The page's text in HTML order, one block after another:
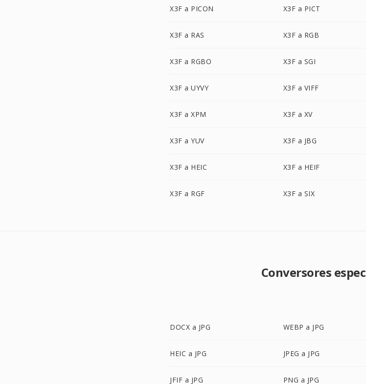
X3F a PICON X3F a PICT
X3F a RAS X3F a RGB
X3F a RGBO X3F a SGI
X3F a UYVY X3F a VIFF
X3F a XPM X3F a XV
X3F a YUV X3F a JBG
X3F a HEIC X3F a HEIF
X3F a RGF X3F a SIX
Conversores
DOCX a JPG WEBP a JPG
HEIC a JPG JPEG a JPG
JFIF a JPG PNG a JPG